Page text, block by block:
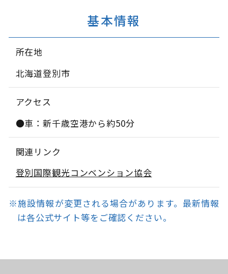
基本情報
所在地
北海道登別市
アクセス
●車：新千歳空港から約50分
関連リンク
登別国際観光コンベンション協会
※施設情報が変更される場合があります。最新情報
は各公式サイト等をご確認ください。